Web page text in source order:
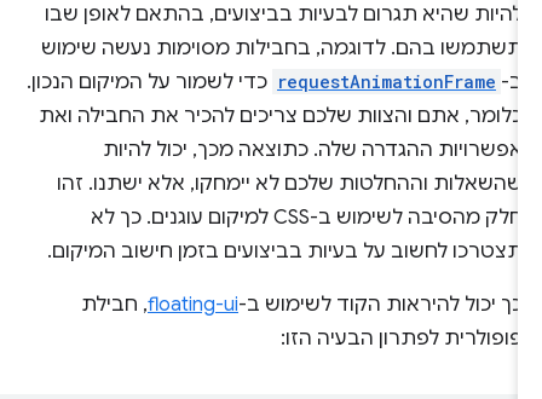
להיות שהיא תגרום לבעיות בביצועים, בהתאם לאופן שבו
תשתמשו בהם. לדוגמה, בחבילות מסוימות נעשה שימוש
requestAnimationFrame כדי לשמור על המיקום הנכון.
כלומר, אתם והצוות שלכם צריכים להכיר את החבילה ואת
אפשרויות ההגדרה שלה. כתוצאה מכך, יכול להיות
שהשאלות וההחלטות שלכם לא יימחקו, אלא ישתנו. זהו
חלק מהסיבה לשימוש ב-CSS למיקום עוגנים. כך לא
תצטרכו לחשוב על בעיות בביצועים בזמן חישוב המיקום.
כך יכול להיראות הקוד לשימוש ב-floating-ui, חבילת
פופולרית לפתרון הבעיה הזו: